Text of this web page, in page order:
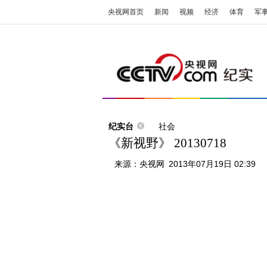
央视网首页 新闻 视频 经济 体育 军
纪实台 社会
《新视野》 20130718
来源： 央视网 2013年07月19日 02:39